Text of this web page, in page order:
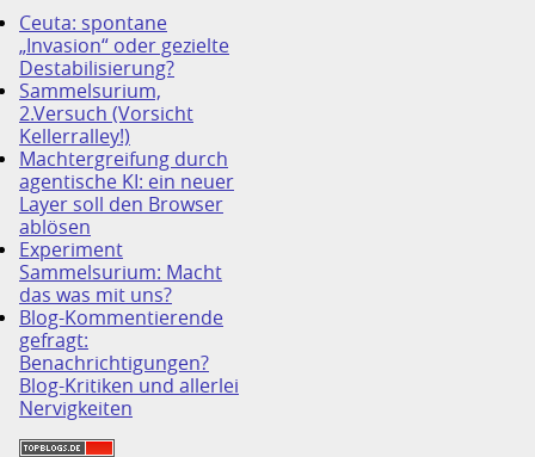
Ceuta: spontane
„Invasion“ oder gezielte
Destabilisierung?
Sammelsurium,
2.Versuch (Vorsicht
Kellerralley!)
Machtergreifung durch
agentische KI: ein neuer
Layer soll den Browser
ablösen
Experiment
Sammelsurium: Macht
das was mit uns?
Blog-Kommentierende
gefragt:
Benachrichtigungen?
Blog-Kritiken und allerlei
Nervigkeiten